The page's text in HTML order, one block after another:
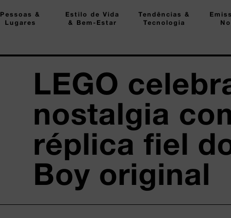
Pessoas &
Lugares
Estilo de Vida
& Bem-Estar
Tendências &
Tecnologia
LEGO
nostalgia
réplica fiel
Boy original